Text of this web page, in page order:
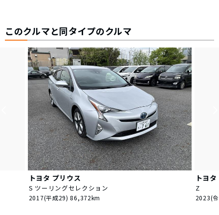
このクルマと同タイプのクルマ
トヨタ プリウス
S ツーリングセレクション
2017(平成29) 86,372km
トヨタ
Z
2023(